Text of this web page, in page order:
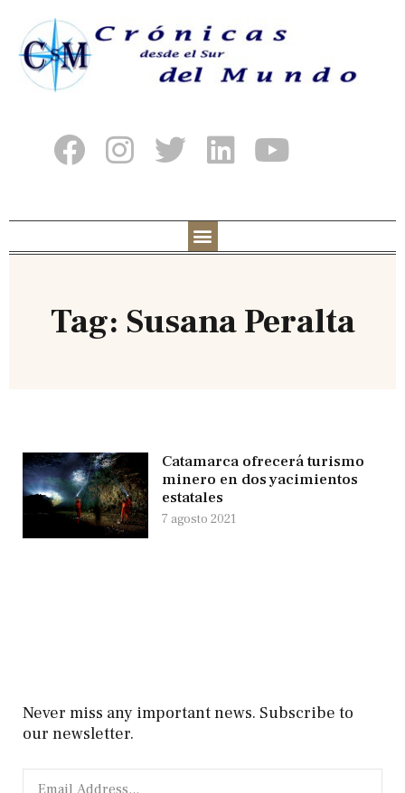
Tag: Susana Peralta
Catamarca ofrecerá turismo
minero en dos yacimientos
estatales
7 agosto 2021
Never miss any important news. Subscribe to
our newsletter.